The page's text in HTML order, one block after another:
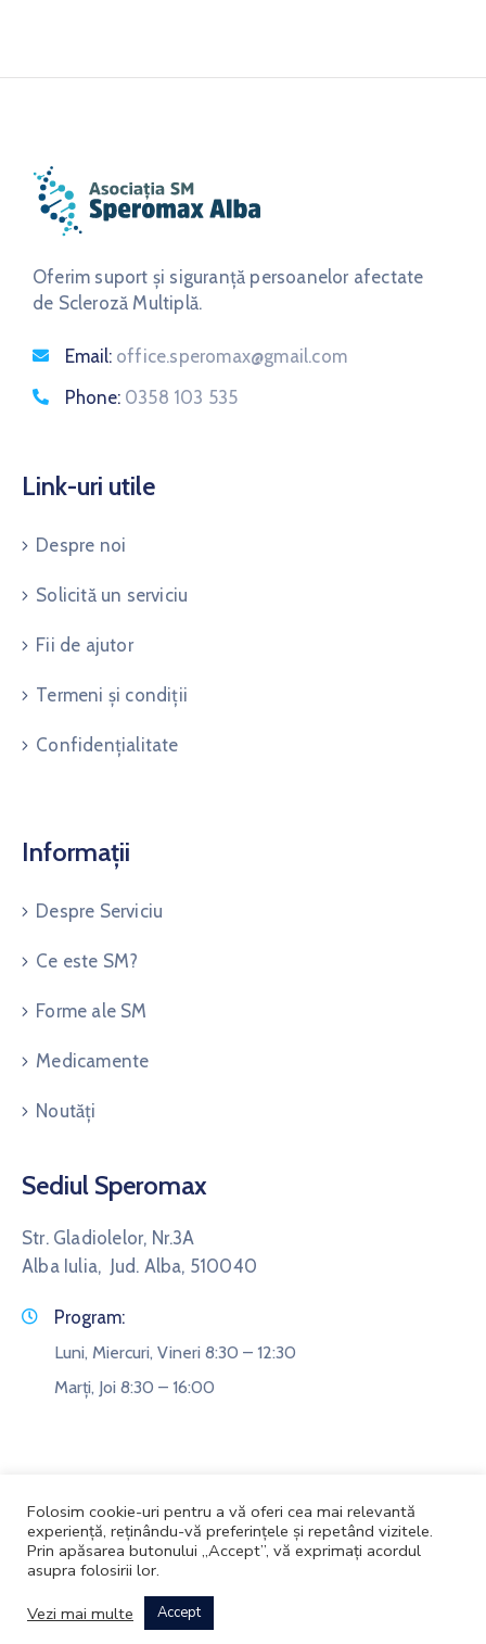
Oferim suport și siguranță persoanelor afectate
de Scleroză Multiplă.
Email: office.speromax@gmail.com
Phone: 0358 103 535
Link-uri utile
Despre noi
Solicită un serviciu
Fii de ajutor
Termeni și condiții
Confidențialitate
Informații
Despre Serviciu
Ce este SM?
Forme ale SM
Medicamente
Noutăți
Sediul Speromax
Str. Gladiolelor, Nr.3A
Alba Iulia, Jud. Alba, 510040
Program:
Luni, Miercuri, Vineri 8:30 – 12:30
Marți, Joi 8:30 – 16:00
Speromax © 2021. Realizat de
Folosim cookie-uri pentru a vă oferi cea mai relevantă
experiență, reținându-vă preferințele și repetând vizitele.
Prin apăsarea butonului „Accept”, vă exprimați acordul
asupra folosirii lor.
Vezi mai multe
Accept